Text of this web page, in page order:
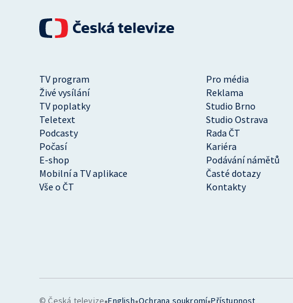
TV program
Pro média
Živé vysílání
Reklama
TV poplatky
Studio Brno
Teletext
Studio Ostrava
Podcasty
Rada ČT
Počasí
Kariéra
E-shop
Podávání námětů
Mobilní a TV aplikace
Časté dotazy
Vše o ČT
Kontakty
© Česká televize•English•Ochrana soukromí•Přístupnost